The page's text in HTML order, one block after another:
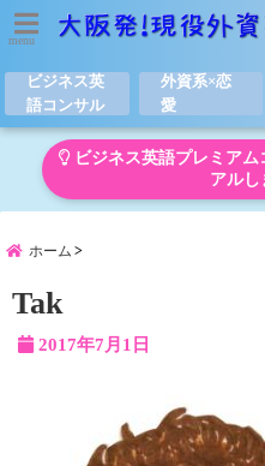
menu
ビジネス英
語コンサル
外資系×恋
愛
ビジネス英語プレミア
アルし
ホーム
Tak
2017年7月1日